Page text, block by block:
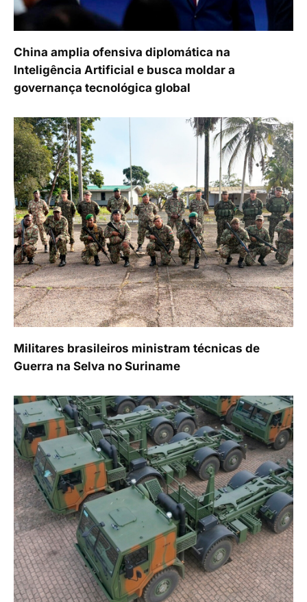
China amplia ofensiva diplomática na
Inteligência Artificial e busca moldar a
governança tecnológica global
Militares brasileiros ministram técnicas de
Guerra na Selva no Suriname